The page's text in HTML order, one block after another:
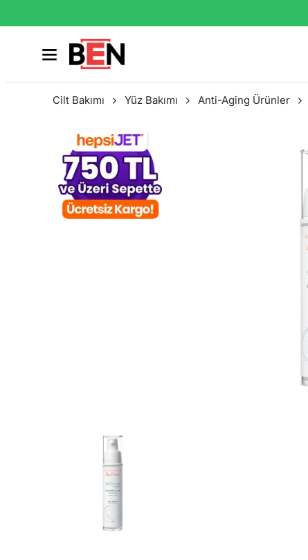
Cilt Bakımı Yüz Bakımı Anti-Aging Ürünler